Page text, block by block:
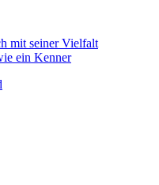
mit seiner Vielfalt
ein Kenner